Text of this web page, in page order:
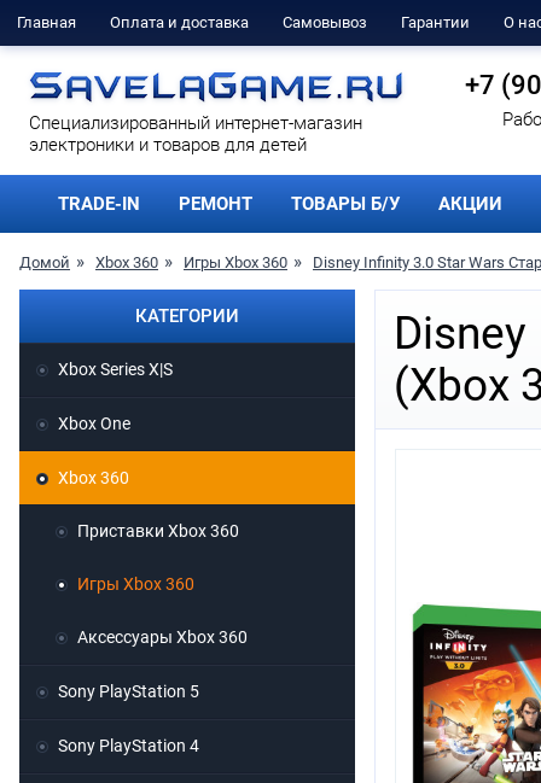
Главная Оплата и доставка Самовывоз Гарантии О
Cпециализированный интернет-магазин
электроники и товаров для детей
+7
TRADE-IN РЕМОНТ ТОВАРЫ Б/У АКЦИИ
Домой Xbox 360 Игры Xbox 360 Disney Infinity 3.0 Star Wars
(Xbox
КАТЕГОРИИ
Xbox Series X|S
Xbox One
Xbox 360
Приставки Xbox 360
Игры Xbox 360
Аксессуары Xbox 360
Sony PlayStation 5
Sony PlayStation 4